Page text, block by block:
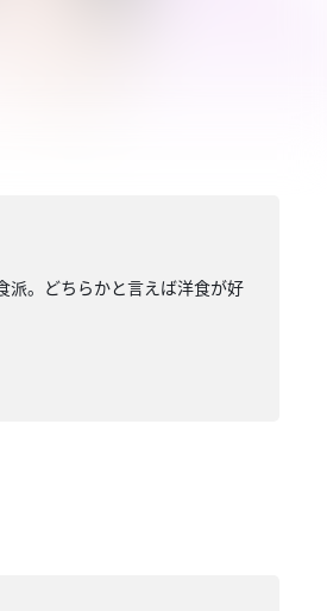
派。どちらかと言えば洋食が好